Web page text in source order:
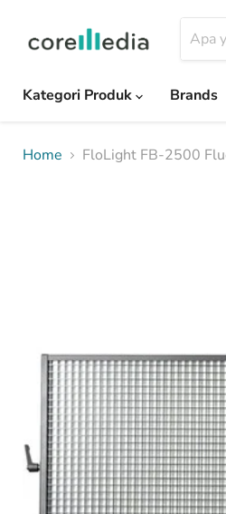
Kategori Produk
Brands
Home FloLight FB-2500